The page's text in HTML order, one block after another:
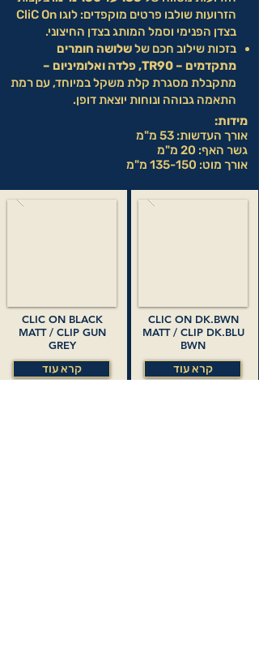
הזרועות שולבו פרטים מוקפדים: לוגו CliC On
בצדן הפנימי וסמל המותג בצדן החיצוני.
בזכות שילוב חכם שלשלושה חומרים
מתקדמים – TR90, פלדה ואלומיניום –
מתקבלת מסגרת קלת משקל במיוחד, עם רמת
התאמה גבוהה ונוחות יוצאת דופן.
מידות:
אורך העדשות: 53 מ"מ
גשר האף: 20 מ"מ
אורך מוט: 135-150 מ"מ
CLIC ON BLACK
MATT / CLIP GUN
GREY
קרא עוד
CLIC ON DK.BWN
MATT / CLIP DK.BLU
BWN
קרא עוד